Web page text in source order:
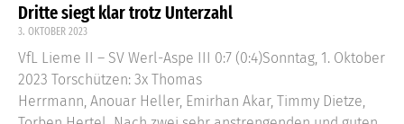
Dritte siegt klar trotz Unterzahl
3. OKTOBER 2023
VfL Lieme II – SV Werl-Aspe III 0:7 (0:4)Sonntag, 1. Oktober
2023 Torschützen: 3x Thomas
Herrmann, Anouar Heller, Emirhan Akar, Timmy Dietze,